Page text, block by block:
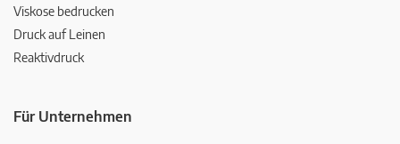
Viskose bedrucken
Druck auf Leinen
Reaktivdruck
Für Unternehmen